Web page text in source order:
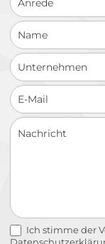
Ich stimme der